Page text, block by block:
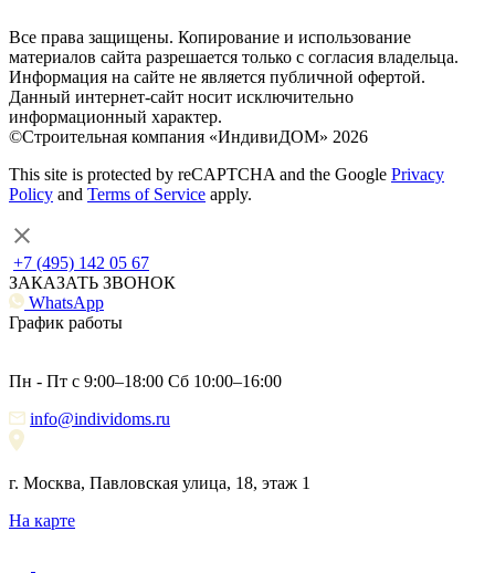
Все права защищены. Копирование и использование
материалов сайта разрешается только с согласия владельца.
Информация на сайте не является публичной офертой.
Данный интернет-сайт носит исключительно
информационный характер.
©Строительная компания «ИндивиДОМ» 2026
This site is protected by reCAPTCHA and the Google Privacy
Policy and Terms of Service apply.
+7 (495) 142 05 67
ЗАКАЗАТЬ ЗВОНОК
WhatsApp
График работы
Пн - Пт с 9:00–18:00 Сб 10:00–16:00
info@individoms.ru
г. Москва, Павловская улица, 18, этаж 1
На карте